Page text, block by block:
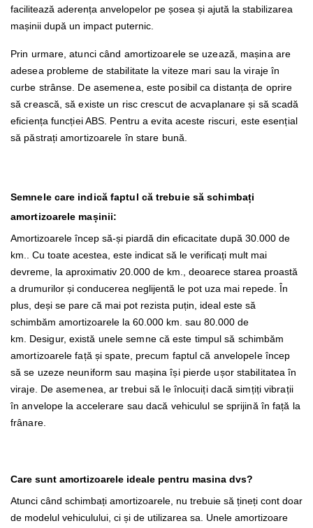
facilitează aderența anvelopelor pe șosea și ajută la stabilizarea
mașinii după un impact puternic.
Prin urmare, atunci când amortizoarele se uzează, mașina are
adesea probleme de stabilitate la viteze mari sau la viraje în
curbe strânse. De asemenea, este posibil ca distanța de oprire
să crească, să existe un risc crescut de acvaplanare și să scadă
eficiența funcției ABS. Pentru a evita aceste riscuri, este esențial
să păstrați amortizoarele în stare bună.
Semnele care indică faptul că trebuie să schimbați
amortizoarele mașinii:
Amortizoarele încep să-și piardă din eficacitate după 30.000 de
km.. Cu toate acestea, este indicat să le verificați mult mai
devreme, la aproximativ 20.000 de km., deoarece starea proastă
a drumurilor și conducerea neglijentă le pot uza mai repede. În
plus, deși se pare că mai pot rezista puțin, ideal este să
schimbăm amortizoarele la 60.000 km. sau 80.000 de
km. Desigur, există unele semne că este timpul să schimbăm
amortizoarele față și spate, precum faptul că anvelopele încep
să se uzeze neuniform sau mașina își pierde ușor stabilitatea în
viraje. De asemenea, ar trebui să le înlocuiți dacă simțiți vibrații
în anvelope la accelerare sau dacă vehiculul se sprijină în față la
frânare.
Care sunt amortizoarele ideale pentru masina dvs?
Atunci când schimbați amortizoarele, nu trebuie să țineți cont doar
de modelul vehiculului, ci și de utilizarea sa. Unele amortizoare